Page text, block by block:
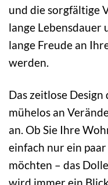
und die sorgfältige
lange Lebensdauer
lange Freude an
werden.
Das zeitlose Design
mühelos an
an. Ob Sie Ihre
einfach nur ein
möchten – das